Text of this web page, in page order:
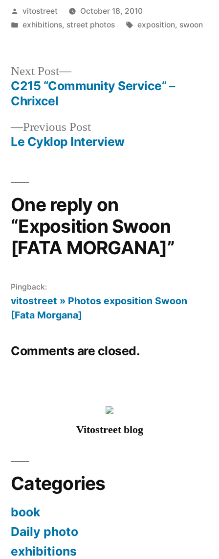
Posted
by
vitostreet
October 18, 2010
Posted
exhibitions, street photos Tags:
exposition, swoon
Post
navigation
Previous PostPrevious
post:
Le Cyklop Interview
Next Post
Next
post:
C215 “Community Service” –
Chrixcel
One reply on
“Exposition Swoon
[FATA MORGANA]”
Pingback:
vitostreet » Photos exposition Swoon
[Fata Morgana]
Comments are closed.
Vitostreet blog
Categories
book
Daily photo
exhibitions